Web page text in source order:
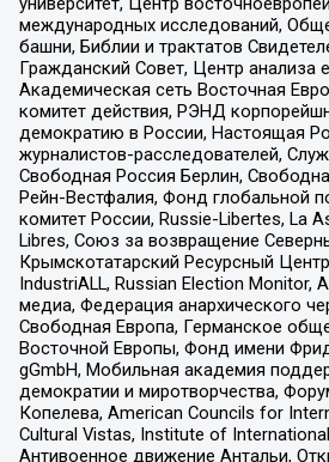
международных исследований,
башни, Библии и трактатов
Гражданский Совет, Центр анализа
Академическая сеть Восточная
комитет действия, РЭНД
демократию в России, Настоящая
журналистов-расследователей,
Свободная Россия Берлин,
Рейн-Вестфалия, Фонд глобальной
комитет России, Russie-Libertes, La
Libres, Союз за возвращение
Крымскотатарский Ресурсный
IndustriALL, Russian Election Monitor,
медиа, Федерация анархического
Свободная Европа, Германское
Восточной Европы, Фонд имени
gGmbH, Мобильная академия
демократии и миротворчества,
Копелева, American Councils for
Cultural Vistas, Institute of
Антивоенное движение Антальи,